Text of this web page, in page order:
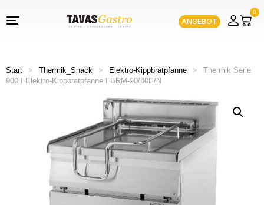
ANGEBOT
0
Start > Thermik_Snack > Elektro-Kippbratpfanne >
Thermik Serie
900 I Elektro-Kippbratpfanne I BRM-90/80E/N